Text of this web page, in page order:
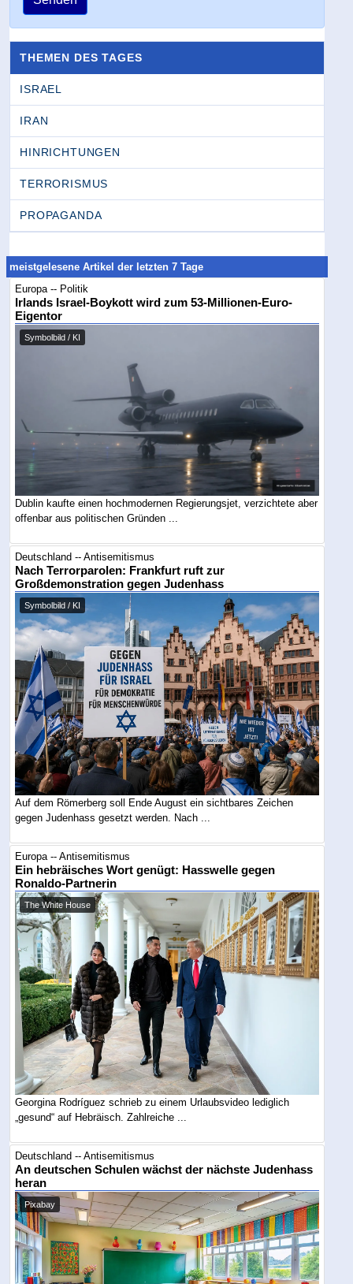
THEMEN DES TAGES
ISRAEL
IRAN
HINRICHTUNGEN
TERRORISMUS
PROPAGANDA
meistgelesene Artikel der letzten 7 Tage
Europa -- Politik
Irlands Israel-Boykott wird zum 53-Millionen-Euro-
Eigentor
Symbolbild / KI
Dublin kaufte einen hochmodernen Regierungsjet, verzichtete aber
offenbar aus politischen Gründen ...
Deutschland -- Antisemitismus
Nach Terrorparolen: Frankfurt ruft zur
Großdemonstration gegen Judenhass
Symbolbild / KI
Auf dem Römerberg soll Ende August ein sichtbares Zeichen
gegen Judenhass gesetzt werden. Nach ...
Europa -- Antisemitismus
Ein hebräisches Wort genügt: Hasswelle gegen
Ronaldo-Partnerin
The White House
Georgina Rodríguez schrieb zu einem Urlaubsvideo lediglich
„gesund“ auf Hebräisch. Zahlreiche ...
Deutschland -- Antisemitismus
An deutschen Schulen wächst der nächste Judenhass
heran
Pixabay